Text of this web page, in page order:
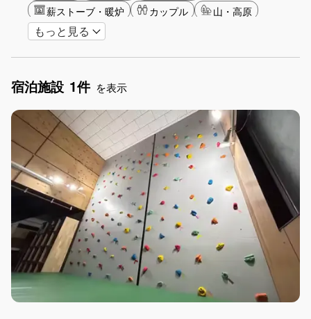
薪ストーブ・暖炉
カップル
山・高原
海・ビーチ
手持ち花火OK
もっと見る
宿泊施設 1件 を表示